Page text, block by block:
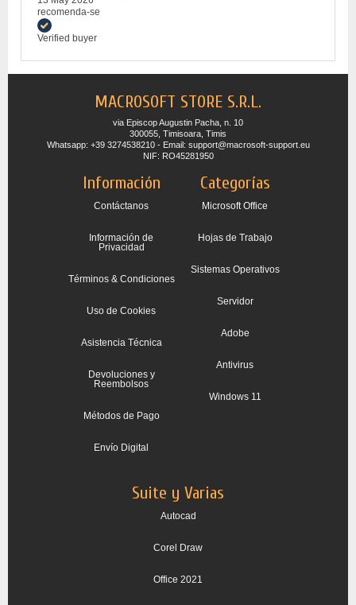
recomenda-se
Verified buyer
MACROSOFT STORE S.R.L.
via Episcop Augustin Pacha, n. 10
300055, Timisoara, Timis
Whatsapp: +39 3274538210 - Email: support@macrosoft-support.eu
NIF: RO45281950
Información
Contáctanos
Información de
Privacidad
Términos & Condiciones
Uso de Cookies
Asistencia Técnica
Devoluciones y
Reembolsos
Métodos de Pago
Envío Digital
Categorías
Microsoft Office
Hojas de Trabajo
Sistemas Operativos
Servidor
Adobe
Antivirus
Windows 11
Suite y Varias
Autocad
Corel Draw
Office 2021